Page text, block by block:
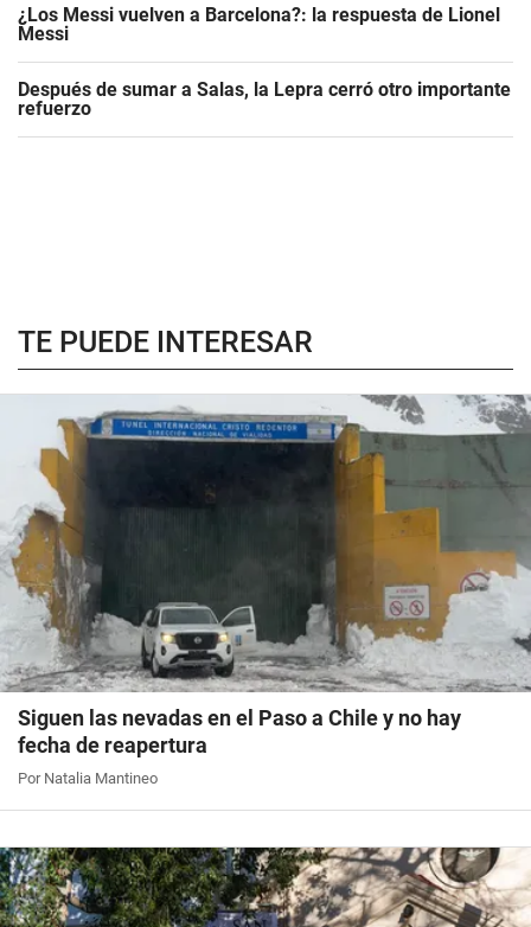
¿Los Messi vuelven a Barcelona?: la respuesta de Lionel
Messi
Después de sumar a Salas, la Lepra cerró otro importante
refuerzo
TE PUEDE INTERESAR
Siguen las nevadas en el Paso a Chile y no hay
fecha de reapertura
Por Natalia Mantineo